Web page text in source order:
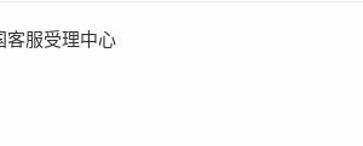
客服受理中心